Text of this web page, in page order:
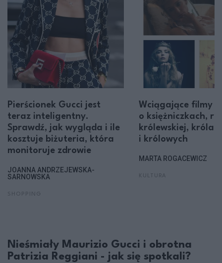
Pierścionek Gucci jest
teraz inteligentny.
Sprawdź, jak wygląda i ile
kosztuje biżuteria, która
monitoruje zdrowie
JOANNA ANDRZEJEWSKA-
SARNOWSKA
Wciągające filmy i
o księżniczkach,
królewskiej,
i królowych
MARTA ROGACEWICZ
Nieśmiały Maurizio Gucci i obrotna
Patrizia Reggiani - jak się spotkali?